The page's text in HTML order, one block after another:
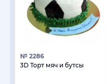
№ 2286
3D Торт мяч и бутсы